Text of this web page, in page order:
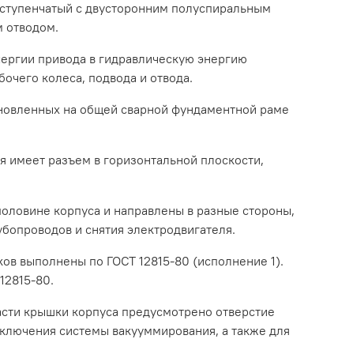
с двусторонним полуспиральным
отводом.
привода в гидравлическую энергию
колеса, подвода и отвода.
на общей сварной фундаментной раме
имеет разъем в горизонтальной плоскости,
корпуса и направлены в разные стороны,
и снятия электродвигателя.
выполнены по ГОСТ 12815-80 (исполнение 1).
80.
крышки корпуса предусмотрено отверстие
системы вакууммирования, а также для